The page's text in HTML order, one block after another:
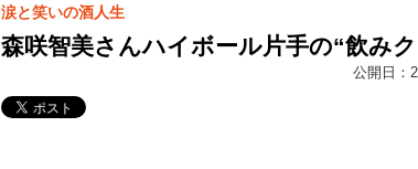
涙と笑いの酒人生
森咲智美さんハイボール片手の“飲み
公開日：